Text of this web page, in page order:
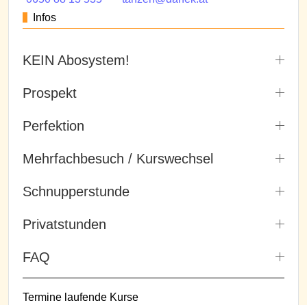
Infos
KEIN Abosystem!
Prospekt
Perfektion
Mehrfachbesuch / Kurswechsel
Schnupperstunde
Privatstunden
FAQ
Termine laufende Kurse